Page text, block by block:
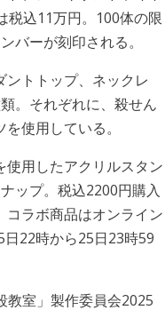
税込11万円。100体の限
バーが刻印される。
ントトップ、ネックレ
。それぞれに、殺せん
使用している。
使用したアクリルスタン
ップ。税込2200円購入
コラボ商品はオンライン
日22時から25日23時59
教室」製作委員会2025